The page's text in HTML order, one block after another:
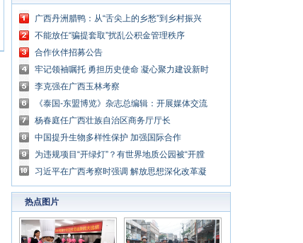
广西丹洲腊鸭：从“舌尖上的乡愁”到乡村振兴
的“利器”
不能放任“骗提套取”扰乱公积金管理秩序
合作伙伴招募公告
牢记领袖嘱托 勇担历史使命 凝心聚力建设新时
代中国特色社会主义壮美广西
李克强在广西玉林考察
《泰国-东盟博览》杂志总编辑：开展媒体交流
讲好中国与东盟合作故事
杨春庭任广西壮族自治区商务厅厅长
中国提升生物多样性保护 加强国际合作
为违规项目“开绿灯”？有世界地质公园被“开膛
破肚”
习近平在广西考察时强调 解放思想深化改革凝
心聚力担当实干 建设新时代中国特色社会主义
壮美
热点图片